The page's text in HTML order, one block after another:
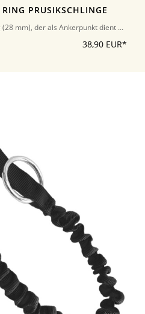
PRUSIKSCHLINGE
mm), der als Ankerpunkt dient ...
38,90 EUR*